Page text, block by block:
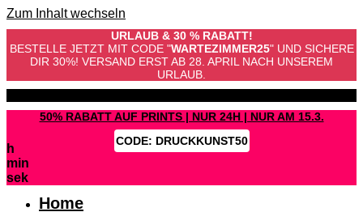
Zum Inhalt wechseln
URLAUB & 30 % RABATT!
BESTELLE JETZT MIT CODE "WARTEZIMMER25" UND SICHERE
DIR 30%! VERSAND ERST AB 28. APRIL NACH UNSEREM
URLAUB.
50% RABATT AUF PRINTS | NUR 24H | NUR AM 15.3.
CODE: DRUCKKUNST50
h
min
sek
Home